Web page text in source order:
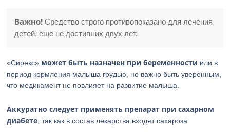
Важно! Средство строго противопоказано для лечения
детей, еще не достигших двух лет.
«Сирекс» может быть назначен при беременности или в
период кормления малыша грудью, но важно быть уверенным,
что медикамент не повлияет на развитие малыша.
Аккуратно следует применять препарат при сахарном
диабете , так как в состав лекарства входят сахароза.